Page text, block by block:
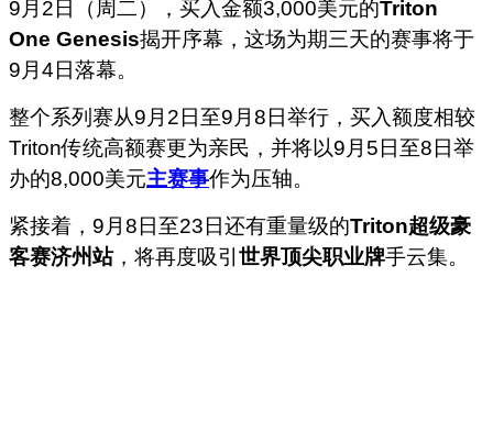
9月2日（周二），买入金额3,000美元的Triton
One Genesis揭开序幕，这场为期三天的赛事将于
9月4日落幕。
整个系列赛从9月2日至9月8日举行，买入额度相较
Triton传统高额赛更为亲民，并将以9月5日至8日举
办的8,000美元主赛事作为压轴。
紧接着，9月8日至23日还有重量级的Triton超级豪
客赛济州站，将再度吸引 世界顶尖职业牌手云集。